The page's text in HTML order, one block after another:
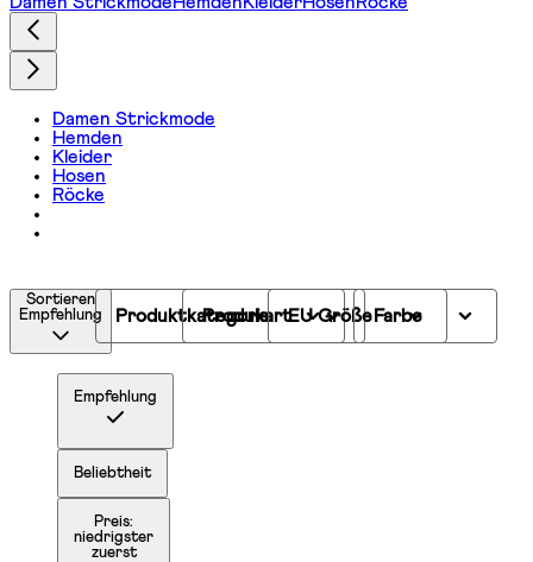
Damen Strickmode
Hemden
Kleider
Hosen
Röcke
Sortieren
Empfehlung
Empfehlung
Beliebtheit
Preis:
niedrigster
zuerst
Produktkategorie
ProdukartEU Größe Farbe